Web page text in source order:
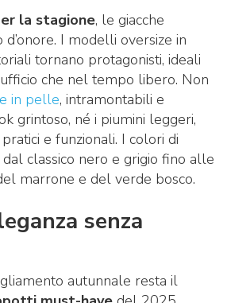
la stagione, le giacche
I modelli oversize in
tornano protagonisti, ideali
che nel tempo libero. Non
in pelle, intramontabili e
grintoso, né i piumini leggeri,
e funzionali. I colori di
classico nero e grigio fino alle
marrone e del verde bosco.
senza
autunnale resta il